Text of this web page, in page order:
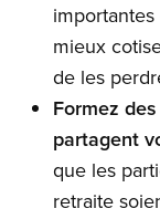
mieux
de les
Formez
partagent
que les
retraite